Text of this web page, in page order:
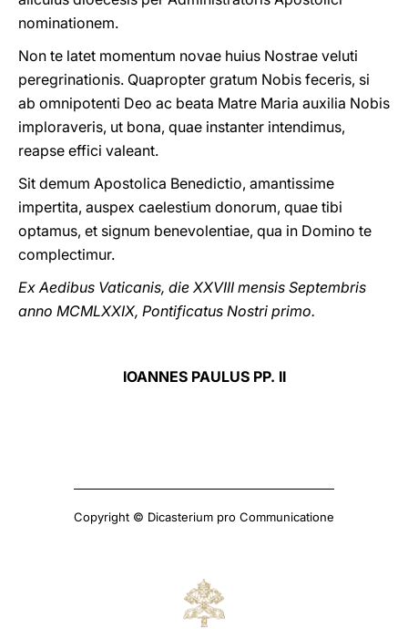
nominationem.
Non te latet momentum novae huius Nostrae veluti
peregrinationis. Quapropter gratum Nobis feceris, si
ab omnipotenti Deo ac beata Matre Maria auxilia Nobis
imploraveris, ut bona, quae instanter intendimus,
reapse effici valeant.
Sit demum Apostolica Benedictio, amantissime
impertita, auspex caelestium donorum, quae tibi
optamus, et signum benevolentiae, qua in Domino te
complectimur.
Ex Aedibus Vaticanis, die XXVIII mensis Septembris
anno MCMLXXIX, Pontificatus Nostri primo.
IOANNES PAULUS PP. II
Copyright © Dicasterium pro Communicatione